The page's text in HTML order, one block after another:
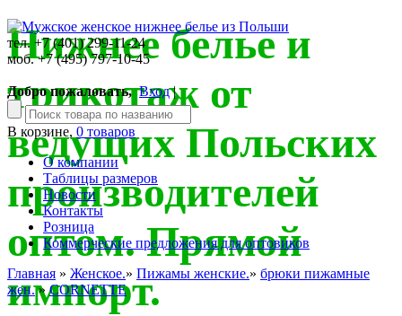
Нижнее белье и
трикотаж от
ведущих Польских
производителей
оптом. Прямой
импорт.
тел. +7 (401) 299-11-24
моб. +7 (495) 797-10-45
Добро пожаловать, Вход|
В корзине, 0 товаров
О компании
Таблицы размеров
Новости
Контакты
Розница
Коммерческие предложения для оптовиков
Главная » Женское.» Пижамы женские.» брюки пижамные
жен.»CORNETTE